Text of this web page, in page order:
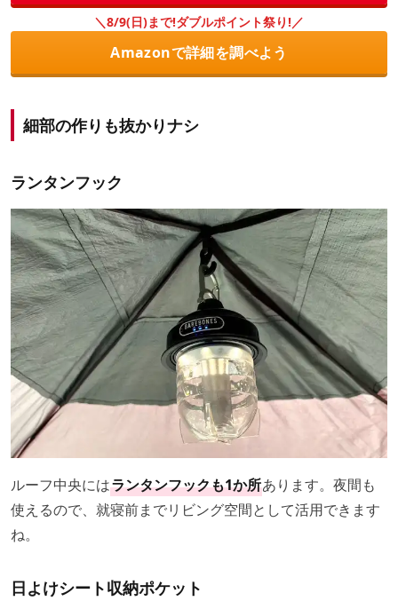
＼8/9(日)まで!ダブルポイント祭り!／
Amazonで詳細を調べよう
細部の作りも抜かりナシ
ランタンフック
ルーフ中央にはランタンフックも1か所あります。夜間も
使えるので、就寝前までリビング空間として活用できます
ね。
日よけシート収納ポケット